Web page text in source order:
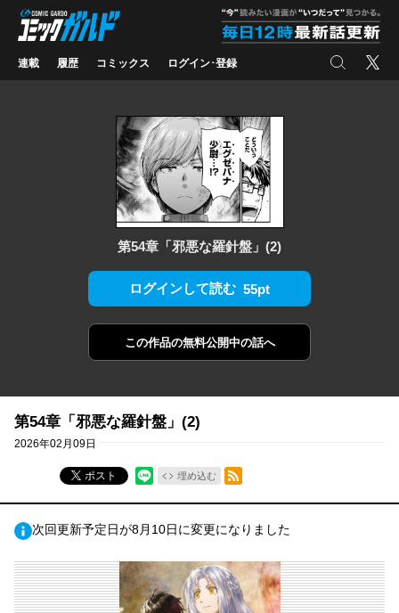
コミックガルド
連載 履歴 コミックス ログイン･登録 検索 X
第54章「邪悪な羅針盤」(2)
ログインして読む 55pt
この作品の無料公開中の話へ
第54章「邪悪な羅針盤」(2)
2026年02月09日
ポスト 埋め込む
RSSフィード
次回更新予定日が8月10日に変更になりました